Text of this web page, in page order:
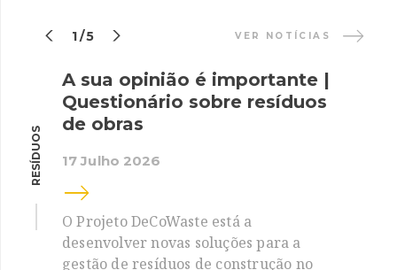
 1/5  VER NOTÍCIAS
RESÍDUOS
A sua opinião é importante |
Questionário sobre resíduos
de obras
17 Julho 2026
O Projeto DeCoWaste está a
desenvolver novas soluções para a
gestão de resíduos de construção no